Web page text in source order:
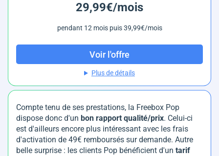
29,99€/mois
pendant 12 mois puis 39,99€/mois
Voir l'offre
Plus de détails
Compte tenu de ses prestations, la Freebox Pop
dispose donc d'un bon rapport qualité/prix. Celui-ci
est d'ailleurs encore plus intéressant avec les frais
d'activation de 49€ remboursés sur demande. Autre
belle surprise : les clients Pop bénéficient d'un tarif